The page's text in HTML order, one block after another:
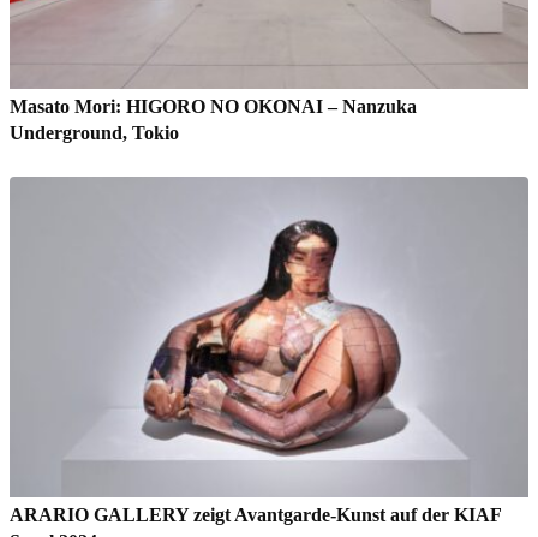
Masato Mori: HIGORO NO OKONAI – Nanzuka
Underground, Tokio
ARARIO GALLERY zeigt Avantgarde-Kunst auf der KIAF